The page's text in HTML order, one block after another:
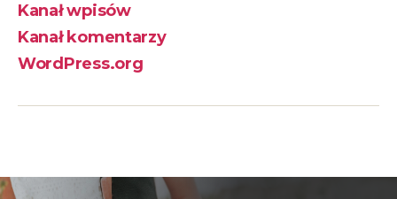
Kanał wpisów
Kanał komentarzy
WordPress.org